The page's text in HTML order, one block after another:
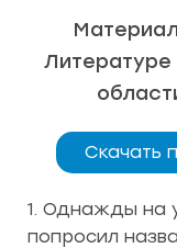
Скачать
1. Однажды на
попросил